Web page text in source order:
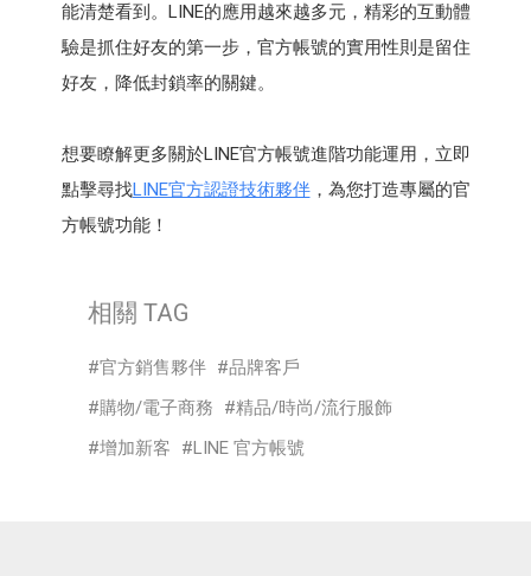
能清楚看到。LINE的應用越來越多元，精彩的互動體
驗是抓住好友的第一步，官方帳號的實用性則是留住
好友，降低封鎖率的關鍵。
想要瞭解更多關於LINE官方帳號進階功能運用，立即
點擊尋找LINE官方認證技術夥伴，為您打造專屬的官
方帳號功能！
相關 TAG
官方銷售夥伴
品牌客戶
購物/電子商務
精品/時尚/流行服飾
增加新客
LINE 官方帳號